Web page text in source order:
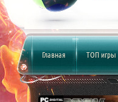
Главная ТОП игры